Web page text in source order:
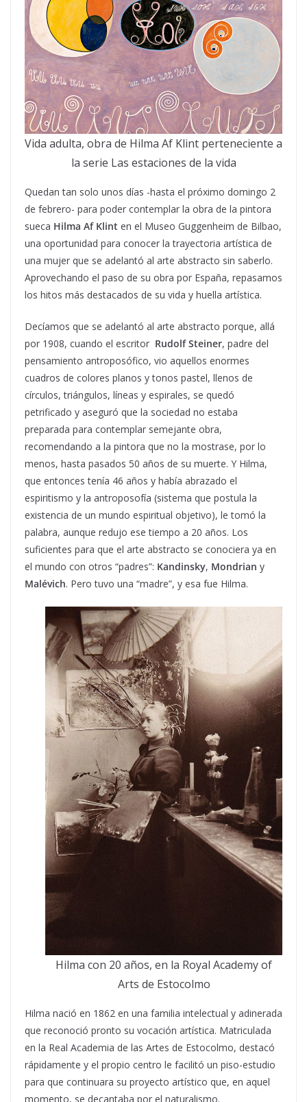
Vida adulta, obra de Hilma Af Klint perteneciente a
la serie Las estaciones de la vida
Quedan tan solo unos días -hasta el próximo domingo 2
de febrero- para poder contemplar la obra de la pintora
sueca Hilma Af Klint en el Museo Guggenheim de Bilbao,
una oportunidad para conocer la trayectoria artística de
una mujer que se adelantó al arte abstracto sin saberlo.
Aprovechando el paso de su obra por España, repasamos
los hitos más destacados de su vida y huella artística.
Decíamos que se adelantó al arte abstracto porque, allá
por 1908, cuando el escritor Rudolf Steiner, padre del
pensamiento antroposófico, vio aquellos enormes
cuadros de colores planos y tonos pastel, llenos de
círculos, triángulos, líneas y espirales, se quedó
petrificado y aseguró que la sociedad no estaba
preparada para contemplar semejante obra,
recomendando a la pintora que no la mostrase, por lo
menos, hasta pasados 50 años de su muerte. Y Hilma,
que entonces tenía 46 años y había abrazado el
espiritismo y la antroposofía (sistema que postula la
existencia de un mundo espiritual objetivo), le tomó la
palabra, aunque redujo ese tiempo a 20 años. Los
suficientes para que el arte abstracto se conociera ya en
el mundo con otros “padres”: Kandinsky, Mondrian y
Malévich. Pero tuvo una “madre”, y esa fue Hilma.
Hilma con 20 años, en la Royal Academy of
Arts de Estocolmo
Hilma nació en 1862 en una familia intelectual y adinerada
que reconoció pronto su vocación artística. Matriculada
en la Real Academia de las Artes de Estocolmo, destacó
rápidamente y el propio centro le facilitó un piso-estudio
para que continuara su proyecto artístico que, en aquel
momento, se decantaba por el naturalismo.